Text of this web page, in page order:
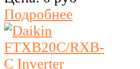
Подробнее